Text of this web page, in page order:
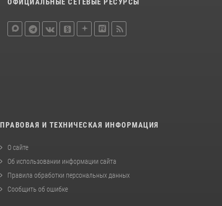
ОФИЦИАЛЬНЫЕ СЕТЕВЫЕ РЕСУРСЫ
ПРАВОВАЯ И ТЕХНИЧЕСКАЯ ИНФОРМАЦИЯ
О сайте
Об использовании информации сайта
Правила обработки персональных данных
Сообщить об ошибке